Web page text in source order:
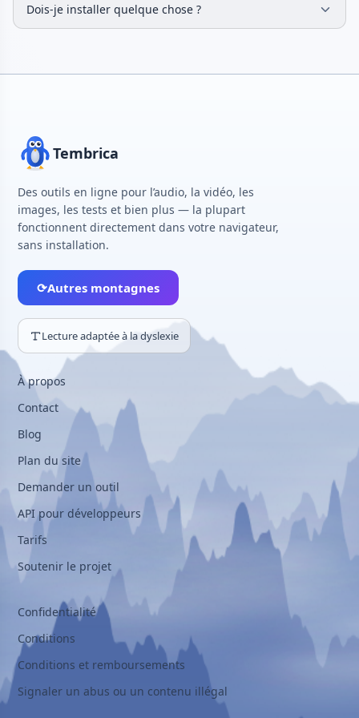
pour traiter l'audio directement dans votre navigateur. Ces
outils s'exécutent entièrement côté client pour la rapidité.
Dois-je installer quelque chose ?
simplement l'outil dont vous avez besoin, téléversez votre
Tembrica
Des outils en ligne pour l’audio, la vidéo, les
images, les tests et bien plus — la plupart
fonctionnent directement dans votre navigateur,
sans installation.
⟳Autres montagnes
Lecture adaptée à la dyslexie
À propos
Contact
Blog
Plan du site
Demander un outil
API pour développeurs
Tarifs
Soutenir le projet
Confidentialité
Conditions
Conditions et remboursements
Signaler un abus ou un contenu illégal